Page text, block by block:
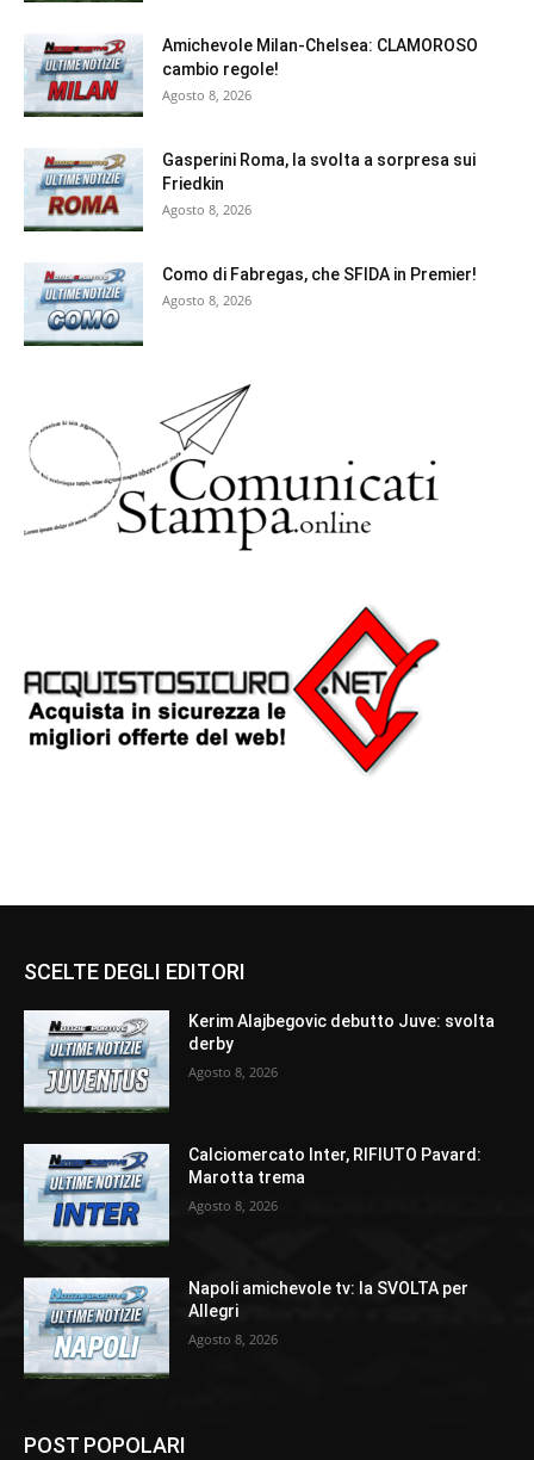
Amichevole Milan-Chelsea: CLAMOROSO
cambio regole!
Agosto 8, 2026
Gasperini Roma, la svolta a sorpresa sui
Friedkin
Agosto 8, 2026
Como di Fabregas, che SFIDA in Premier!
Agosto 8, 2026
SCELTE DEGLI EDITORI
Kerim Alajbegovic debutto Juve: svolta
derby
Agosto 8, 2026
Calciomercato Inter, RIFIUTO Pavard:
Marotta trema
Agosto 8, 2026
Napoli amichevole tv: la SVOLTA per
Allegri
Agosto 8, 2026
POST POPOLARI